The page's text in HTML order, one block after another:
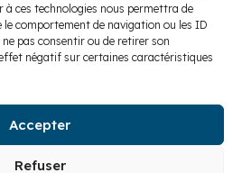
à ces technologies nous permettra de
le comportement de navigation ou les ID
pas consentir ou de retirer son
négatif sur certaines caractéristiques
Accepter
Refuser